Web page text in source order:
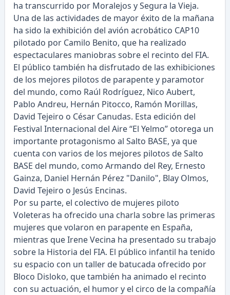
ha transcurrido por Moralejos y Segura la Vieja.
Una de las actividades de mayor éxito de la mañana
ha sido la exhibición del avión acrobático CAP10
pilotado por Camilo Benito, que ha realizado
espectaculares maniobras sobre el recinto del FIA.
El público también ha disfrutado de las exhibiciones
de los mejores pilotos de parapente y paramotor
del mundo, como Raúl Rodríguez, Nico Aubert,
Pablo Andreu, Hernán Pitocco, Ramón Morillas,
David Tejeiro o César Canudas. Esta edición del
Festival Internacional del Aire “El Yelmo” otorega un
importante protagonismo al Salto BASE, ya que
cuenta con varios de los mejores pilotos de Salto
BASE del mundo, como Armando del Rey, Ernesto
Gainza, Daniel Hernán Pérez "Danilo", Blay Olmos,
David Tejeiro o Jesús Encinas.
Por su parte, el colectivo de mujeres piloto
Voleteras ha ofrecido una charla sobre las primeras
mujeres que volaron en parapente en España,
mientras que Irene Vecina ha presentado su trabajo
sobre la Historia del FIA. El público infantil ha tenido
su espacio con un taller de batucada ofrecido por
Bloco Disloko, que también ha animado el recinto
con su actuación, el humor y el circo de la compañía